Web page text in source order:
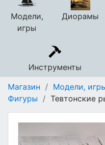
Модели,
игры
Диорамы
Инструменты
Магазин / Модели,
Фигуры / Тевтонские